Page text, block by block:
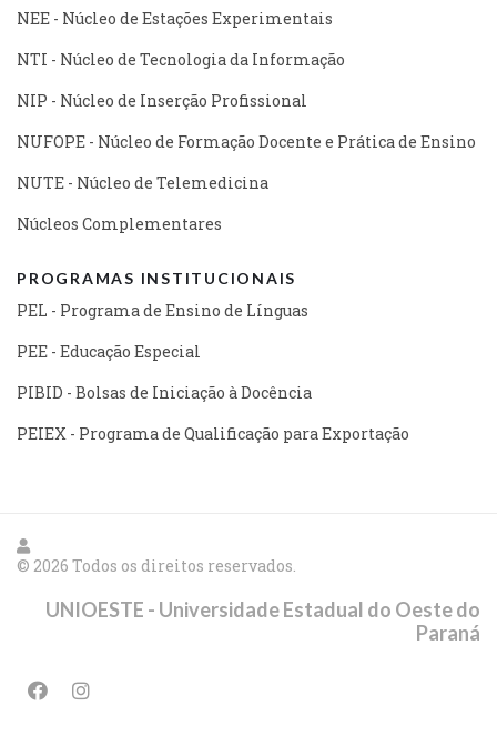
NEE - Núcleo de Estações Experimentais
NTI - Núcleo de Tecnologia da Informação
NIP - Núcleo de Inserção Profissional
NUFOPE - Núcleo de Formação Docente e Prática de Ensino
NUTE - Núcleo de Telemedicina
Núcleos Complementares
PROGRAMAS INSTITUCIONAIS
PEL - Programa de Ensino de Línguas
PEE - Educação Especial
PIBID - Bolsas de Iniciação à Docência
PEIEX - Programa de Qualificação para Exportação
© 2026 Todos os direitos reservados.
UNIOESTE - Universidade Estadual do Oeste do
Paraná